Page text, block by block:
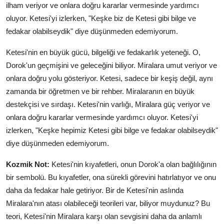
ilham veriyor ve onlara doğru kararlar vermesinde yardımcı
oluyor. Ketesi'yi izlerken, "Keşke biz de Ketesi gibi bilge ve
fedakar olabilseydik" diye düşünmeden edemiyorum.
Ketesi'nin en büyük gücü, bilgeliği ve fedakarlık yeteneği. O,
Dorok'un geçmişini ve geleceğini biliyor. Miralara umut veriyor ve
onlara doğru yolu gösteriyor. Ketesi, sadece bir keşiş değil, aynı
zamanda bir öğretmen ve bir rehber. Miralaranın en büyük
destekçisi ve sırdaşı. Ketesi'nin varlığı, Miralara güç veriyor ve
onlara doğru kararlar vermesinde yardımcı oluyor. Ketesi'yi
izlerken, "Keşke hepimiz Ketesi gibi bilge ve fedakar olabilseydik"
diye düşünmeden edemiyorum.
Kozmik Not: Ketesi'nin kıyafetleri, onun Dorok'a olan bağlılığının
bir sembolü. Bu kıyafetler, ona sürekli görevini hatırlatıyor ve onu
daha da fedakar hale getiriyor. Bir de Ketesi'nin aslında
Miralara'nın atası olabileceği teorileri var, biliyor muydunuz? Bu
teori, Ketesi'nin Miralara karşı olan sevgisini daha da anlamlı